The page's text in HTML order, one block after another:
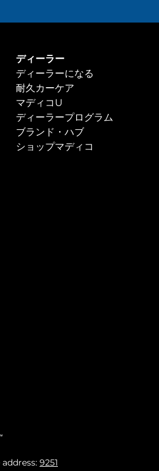
ディーラー
ディーラーになる
耐久カーケア
マディコU
ディーラープログラム
ブランド・ハブ
ショップマディコ
9251